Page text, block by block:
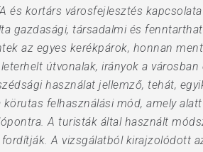
és kortárs városfejlesztés
gazdasági, társadalmi és
az egyes kerékpárok, honnan
útvonalak, irányok a
használat jellemző, tehát,
felhasználási mód, amely
A turisták által használt
A vizsgálatból kirajzolódott